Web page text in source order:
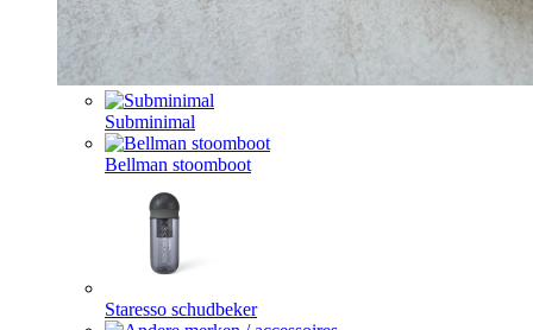
Subminimal
Bellman stoomboot
Staresso schudbeker